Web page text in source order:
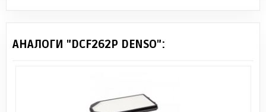
АНАЛОГИ "DCF262P DENSO":